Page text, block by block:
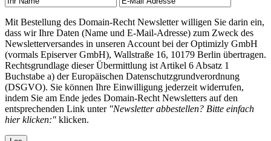
Mit Bestellung des Domain-Recht Newsletter willigen Sie darin ein,
dass wir Ihre Daten (Name und E-Mail-Adresse) zum Zweck des
Newsletterversandes in unseren Account bei der Optimizly GmbH
(vormals Episerver GmbH), Wallstraße 16, 10179 Berlin übertragen.
Rechtsgrundlage dieser Übermittlung ist Artikel 6 Absatz 1
Buchstabe a) der Europäischen Datenschutzgrundverordnung
(DSGVO). Sie können Ihre Einwilligung jederzeit widerrufen,
indem Sie am Ende jedes Domain-Recht Newsletters auf den
entsprechenden Link unter "Newsletter abbestellen? Bitte einfach
hier klicken:" klicken.